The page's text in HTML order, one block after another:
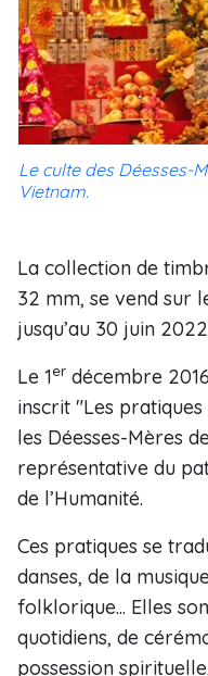
Le culte des Déesses-
Vietnam.
La collection de
32 mm, se vend sur
jusqu’au 30 juin
Le 1er décembre
inscrit "Les
les Déesses-Mères
représentative du
de l’Humanité.
Ces pratiques se
danses, de la
folklorique... Elles
quotidiens, de
possession